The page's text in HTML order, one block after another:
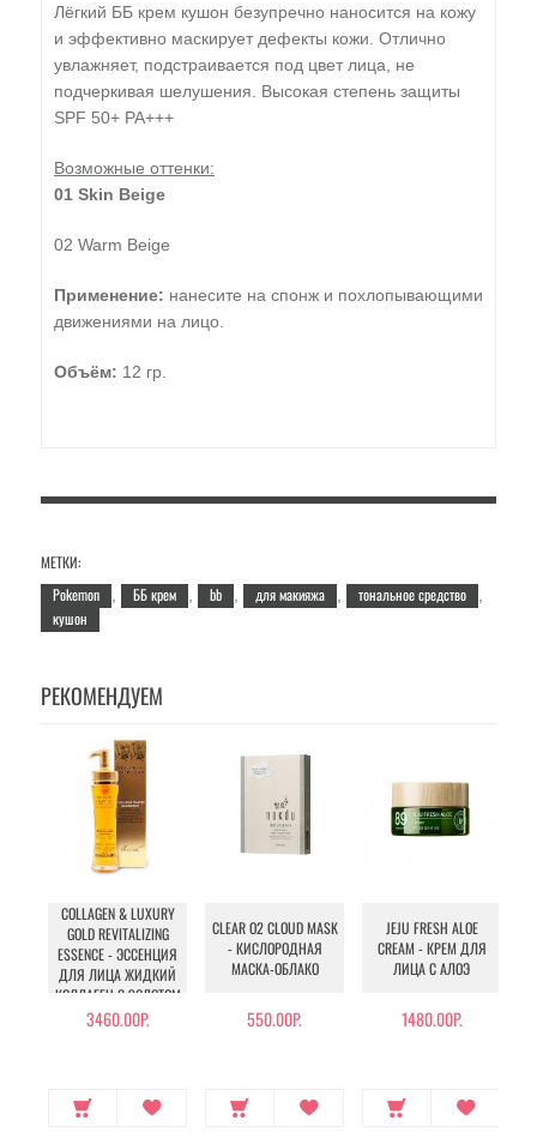
Лёгкий ББ крем кушон безупречно наносится на кожу
и эффективно маскирует дефекты кожи. Отлично
увлажняет, подстраивается под цвет лица, не
подчеркивая шелушения. Высокая степень защиты
SPF 50+ PA+++
Возможные оттенки:
01 Skin Beige
02 Warm Beige
Применение: нанесите на спонж и похлопывающими
движениями на лицо.
Объём: 12 гр.
МЕТКИ:
Pokemon
ББ крем bb для макияжа тональное средство
кушон
РЕКОМЕНДУЕМ
COLLAGEN & LUXURY
GOLD REVITALIZING
ESSENCE - ЭССЕНЦИЯ
ДЛЯ ЛИЦА ЖИДКИЙ
КОЛЛАГЕН С ЗОЛОТОМ
3460.00Р.
CLEAR O2 CLOUD MASK
- КИСЛОРОДНАЯ
МАСКА-ОБЛАКО
550.00Р.
JEJU FRESH ALOE
CREAM - КРЕМ ДЛЯ
ЛИЦА С АЛОЭ
1480.00Р.